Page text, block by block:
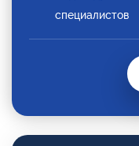
специалистов